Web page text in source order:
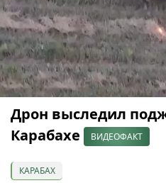
Дрон выследил
Карабахе
ВИДЕОФАКТ
КАРАБАХ